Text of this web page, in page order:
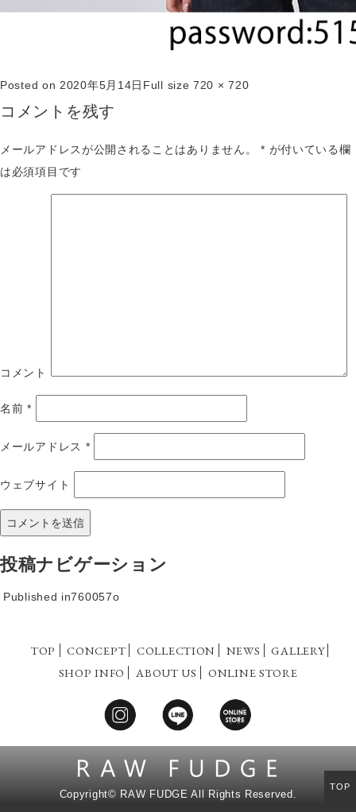
Posted on 2020年5月14日 Full size720 × 720
コメントを残す
メールアドレスが公開されることはありません。 * が付いている欄
は必須項目です
コメント
名前*
メールアドレス *
ウェブサイト
投稿ナビゲーション
Published in760057o
TOP CONCEPT COLLECTION NEWS
GALLERY
SHOP INFO
ABOUT US ONLINE STORE
Copyright© RAW FUDGE All Rights Reserved.
TOP